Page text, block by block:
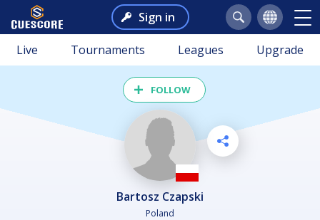
Sign in
Live Tournaments Leagues Upgrade
FOLLOW
Bartosz Czapski
Poland